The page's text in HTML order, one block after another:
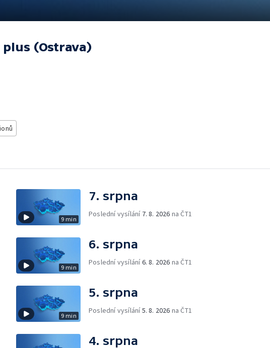
(Ostrava)
9 min
7. srpna
Poslední vysílání 7. 8. 2026 na ČT1
9 min
6. srpna
Poslední vysílání6. 8. 2026 na ČT1
9 min
5. srpna
Poslední vysílání5. 8. 2026 na ČT1
4. srpna